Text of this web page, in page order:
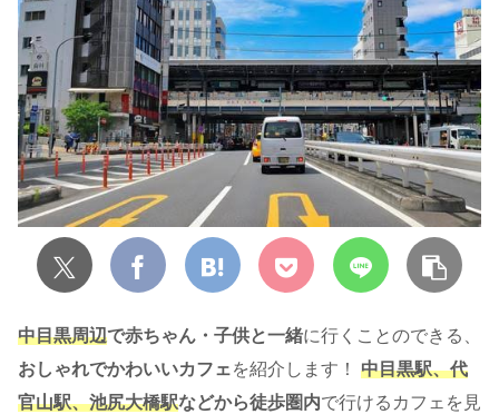
中目黒周辺で赤ちゃん・子供と一緒に行くことのできる、
おしゃれでかわいいカフェを紹介します！ 中目黒駅、代
官山駅、池尻大橋駅などから徒歩圏内で行けるカフェを見